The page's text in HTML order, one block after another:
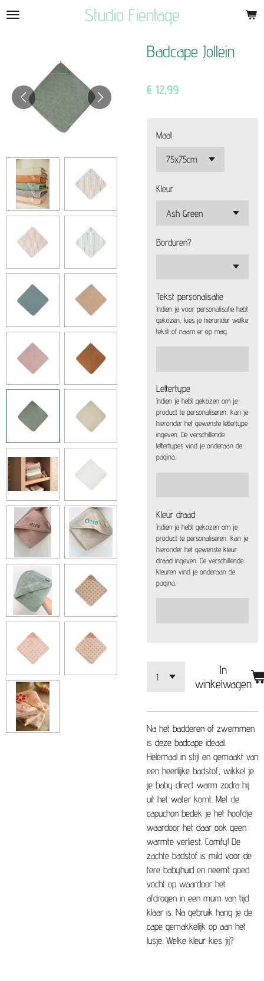
Ga
hoofdinhoud
Studio Fientage
Badcape Jollein
€ 12,99
Maat
Kleur
Borduren?
Tekst personalisatie
Indien je voor personalisatie hebt
gekozen, kies je hieronder welke
tekst of naam er op mag.
Lettertype
Indien je hebt gekozen om je
product te personaliseren, kan je
hieronder het gewenste lettertype
ingeven. De verschillende
lettertypes vind je onderaan de
pagina.
Kleur draad
Indien je hebt gekozen om je
product te personaliseren, kan je
hieronder het gewenste kleur
draad ingeven. De verschillende
kleuren vind je onderaan de
pagina.
In
winkelwagen
Na het badderen of zwemmen
is deze badcape ideaal.
Helemaal in stijl en gemaakt van
een heerlijke badstof, wikkel je
je baby direct warm zodra hij
uit het water komt. Met de
capuchon bedek je het hoofdje
waardoor het daar ook geen
warmte verliest. Comfy! De
zachte badstof is mild voor de
tere babyhuid en neemt goed
vocht op waardoor het
afdrogen in een mum van tijd
klaar is. Na gebruik hang je de
cape gemakkelijk op aan het
lusje. Welke kleur kies jij?